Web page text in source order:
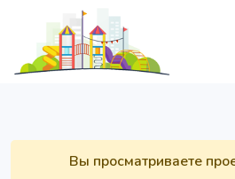
Вы просматриваете